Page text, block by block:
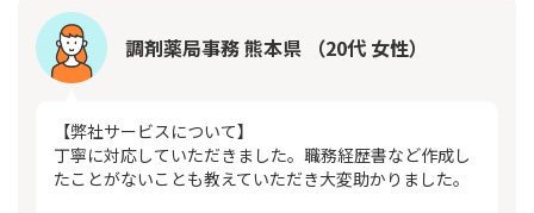
調剤薬局事務 熊本県 （20代 女性）
【弊社サービスについて】
丁寧に対応していただきました。職務経歴書など作成し
たことがないことも教えていただき大変助かりました。